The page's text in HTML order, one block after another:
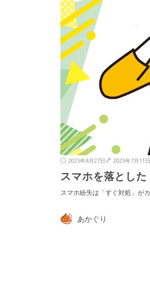
2025年4月27日 2025年7月11日
スマホを落とし
スマホ紛失は「すぐ対処」が
あかぐり